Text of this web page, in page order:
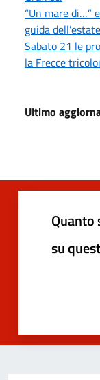
“Un mare di…”
guida dell’estate
Sabato 21 le
la Frecce
Ultimo
Quanto
su